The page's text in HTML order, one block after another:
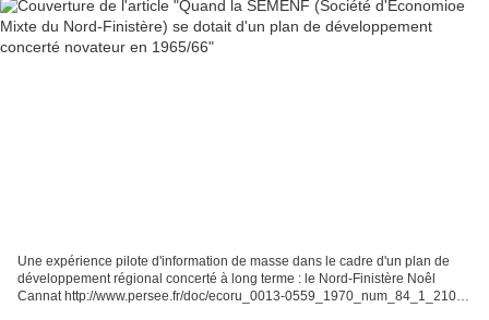
Une expérience pilote d'information de masse dans le cadre d'un plan de
développement régional concerté à long terme : le Nord-Finistère Noêl
Cannat http://www.persee.fr/doc/ecoru_0013-0559_1970_num_84_1_2101